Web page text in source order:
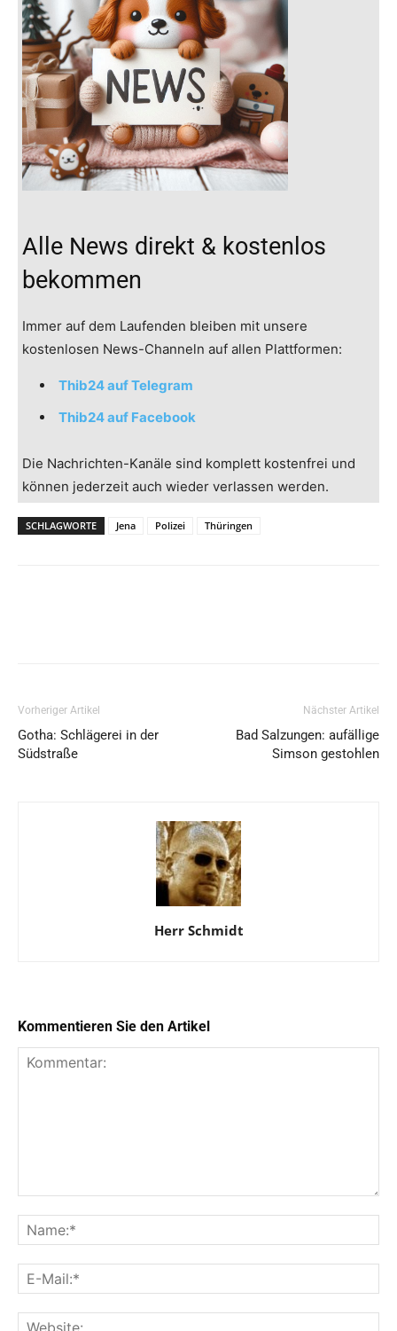
Alle News direkt & kostenlos
bekommen
Immer auf dem Laufenden bleiben mit unsere
kostenlosen News-Channeln auf allen Plattformen:
Thib24 auf Telegram
Thib24 auf Facebook
Die Nachrichten-Kanäle sind komplett kostenfrei und
können jederzeit auch wieder verlassen werden.
SCHLAGWORTE Jena Polizei Thüringen
Vorheriger Artikel
Gotha: Schlägerei in der
Südstraße
Nächster Artikel
Bad Salzungen: aufällige
Simson gestohlen
Herr Schmidt
Kommentieren Sie den Artikel